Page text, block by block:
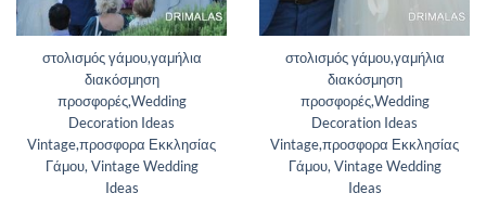
στολισμός γάμου,γαμήλια
διακόσμηση
προσφορές,Wedding
Decoration Ideas
Vintage,προσφορα Εκκλησίας
Γάμου, Vintage Wedding
Ideas
στολισμός γάμου,γαμήλια
διακόσμηση
προσφορές,Wedding
Decoration Ideas
Vintage,προσφορα Εκκλησίας
Γάμου, Vintage Wedding
Ideas